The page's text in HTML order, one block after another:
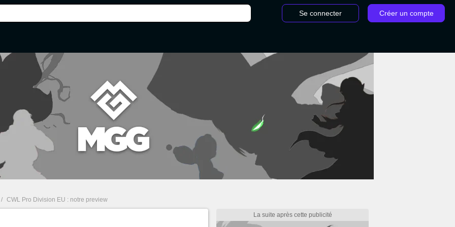
Se connecter Créer un compte
/ CWL Pro Division EU : notre preview